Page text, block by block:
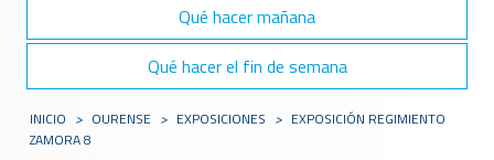
Qué hacer mañana
Qué hacer el fin de semana
INICIO > OURENSE > EXPOSICIONES > EXPOSICIÓN REGIMIENTO
ZAMORA 8